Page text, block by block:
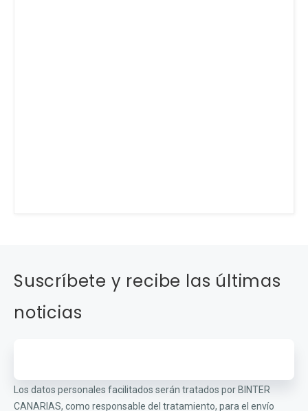
Suscríbete y recibe las últimas
noticias
Los datos personales facilitados serán tratados por BINTER
CANARIAS, como responsable del tratamiento, para el envío